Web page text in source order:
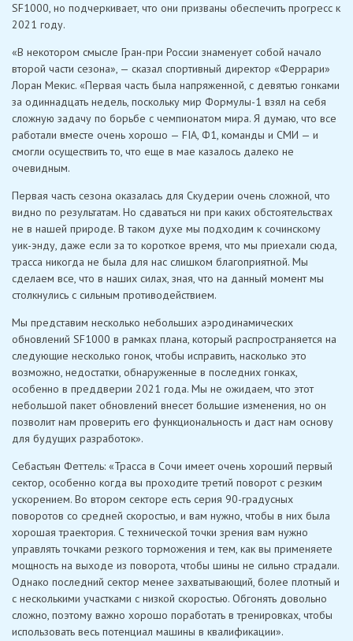
SF1000, но подчеркивает, что они призваны обеспечить прогресс к
2021 году.
«В некотором смысле Гран-при России знаменует собой начало
второй части сезона», — сказал спортивный директор «Феррари»
Лоран Мекис. «Первая часть была напряженной, с девятью гонками
за одиннадцать недель, поскольку мир Формулы-1 взял на себя
сложную задачу по борьбе с чемпионатом мира. Я думаю, что все
работали вместе очень хорошо — FIA, Ф1, команды и СМИ — и
смогли осуществить то, что еще в мае казалось далеко не
очевидным.
Первая часть сезона оказалась для Скудерии очень сложной, что
видно по результатам. Но сдаваться ни при каких обстоятельствах
не в нашей природе. В таком духе мы подходим к сочинскому
уик-энду, даже если за то короткое время, что мы приехали сюда,
трасса никогда не была для нас слишком благоприятной. Мы
сделаем все, что в наших силах, зная, что на данный момент мы
столкнулись с сильным противодействием.
Мы представим несколько небольших аэродинамических
обновлений SF1000 в рамках плана, который распространяется на
следующие несколько гонок, чтобы исправить, насколько это
возможно, недостатки, обнаруженные в последних гонках,
особенно в преддверии 2021 года. Мы не ожидаем, что этот
небольшой пакет обновлений внесет большие изменения, но он
позволит нам проверить его функциональность и даст нам основу
для будущих разработок».
Себастьян Феттель: «Трасса в Сочи имеет очень хороший первый
сектор, особенно когда вы проходите третий поворот с резким
ускорением. Во втором секторе есть серия 90-градусных
поворотов со средней скоростью, и вам нужно, чтобы в них была
хорошая траектория. С технической точки зрения вам нужно
управлять точками резкого торможения и тем, как вы применяете
мощность на выходе из поворота, чтобы шины не сильно страдали.
Однако последний сектор менее захватывающий, более плотный и
с несколькими участками с низкой скоростью. Обгонять довольно
сложно, поэтому важно хорошо поработать в тренировках, чтобы
использовать весь потенциал машины в квалификации».